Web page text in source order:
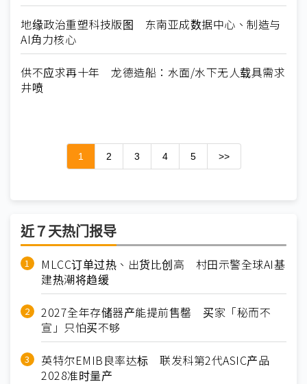
地缘政治重塑科技版图 东南亚成数据中心、制造与
AI角力核心
供不应求再十年 龙德造船：水面/水下无人载具需求
井喷
1 2 3 4 5 >>
近７天热门报导
MLCC订单过热、出货比创高 村田示警全球AI基
建热潮将趋缓
2027全年存储器产能提前售罄 买家「秘而不
宣」只怕买不够
英特尔EMIB良率达标 联发科第2代ASIC产品
2028准时量产